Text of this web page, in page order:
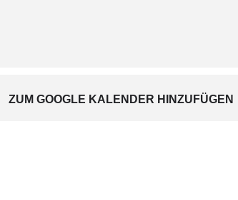
ZUM GOOGLE KALENDER HINZUFÜGEN